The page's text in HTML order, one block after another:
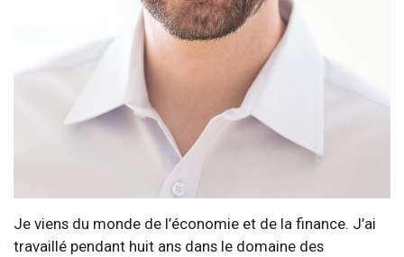
Je viens du monde de l’économie et de la finance. J’ai
travaillé pendant huit ans dans le domaine des